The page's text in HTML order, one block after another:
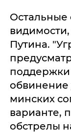
Остальные
Путина.
обвинение
минских
варианте,
обстрелы